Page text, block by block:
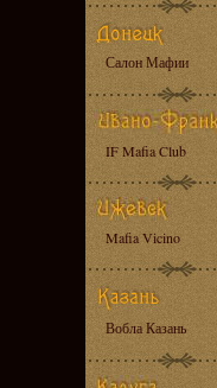
Салон Мафии
IF Mafia Club
Mafia Vicino
Вобла Казань